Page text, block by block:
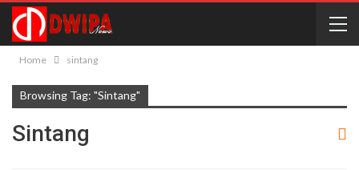
Home sintang
Browsing Tag: "sintang"
Sintang